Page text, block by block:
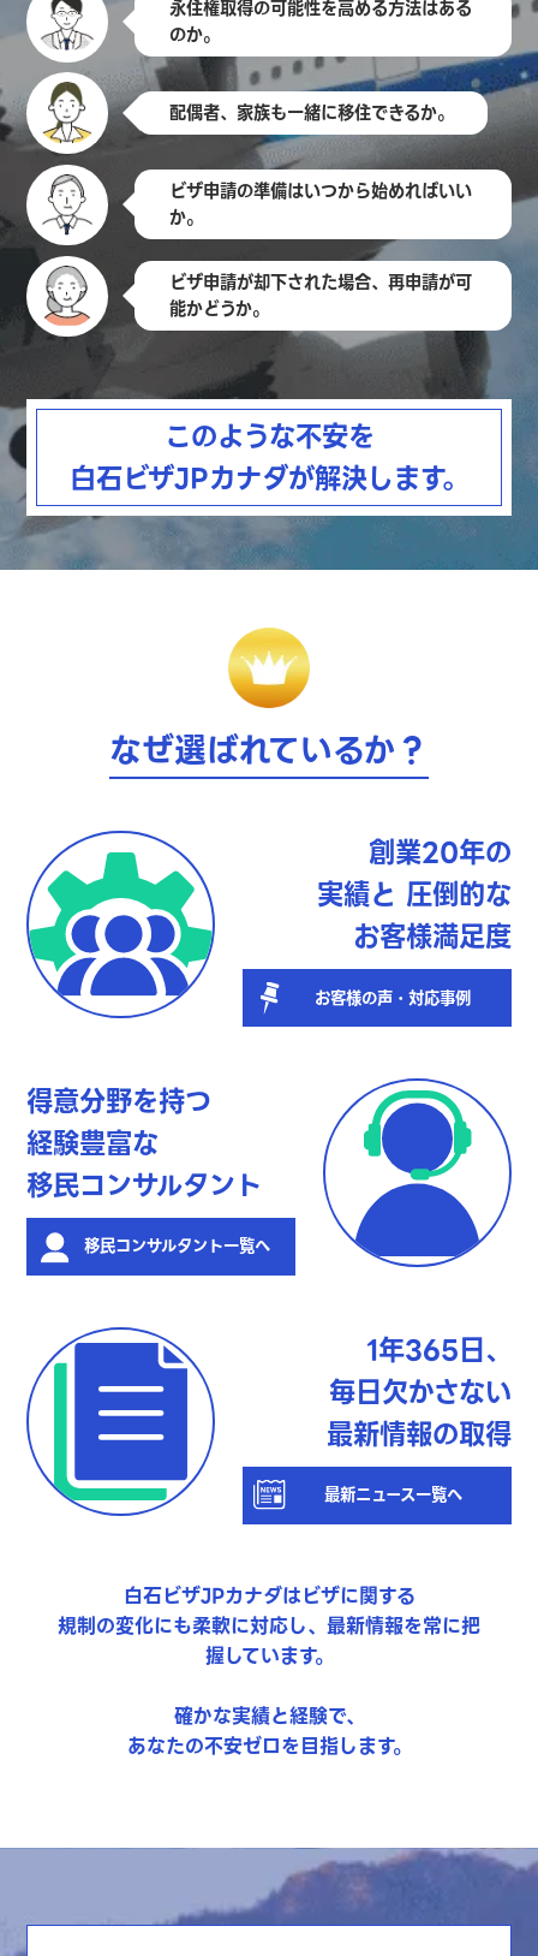
永住権取得の可能性を高める方法はある
のか。
配偶者、家族も一緒に移住できるか。
ビザ申請の準備はいつから始めればいい
か。
ビザ申請が却下された場合、再申請が可
能かどうか。
このような不安を
白石ビザJPカナダが解決します。
なぜ選ばれているか？
創業20年の
実績と 圧倒的な
お客様満足度
お客様の声・対応事例
得意分野を持つ
経験豊富な
移民コンサルタント
移民コンサルタント一覧へ
1年365日、
毎日欠かさない
最新情報の取得
最新ニュース一覧へ
白石ビザJPカナダはビザに関する
規制の変化にも柔軟に対応し、最新情報を常に把
握しています。
確かな実績と経験で、
あなたの不安ゼロを目指します。